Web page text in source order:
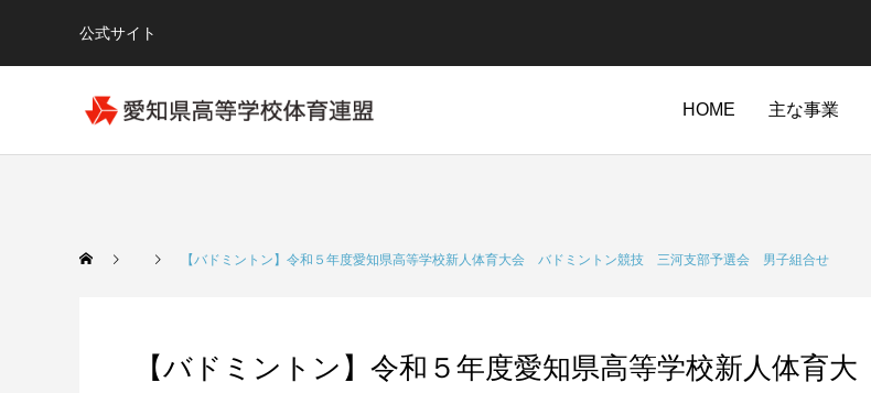
公式サイト
HOME 主な事業
【バドミントン】令和５年度愛知県高等学校新人体育大会 バドミントン競技 三河支部予選会 男子組合せ
【バドミントン】令和５年度愛知県高等学校新人体育大